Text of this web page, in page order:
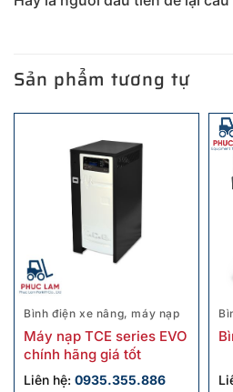
Sản phẩm tương tự
Bình điện xe nâng, máy nạp
Máy nạp TCE series EVO
chính hãng giá tốt
Liên hệ: 0935.355.886